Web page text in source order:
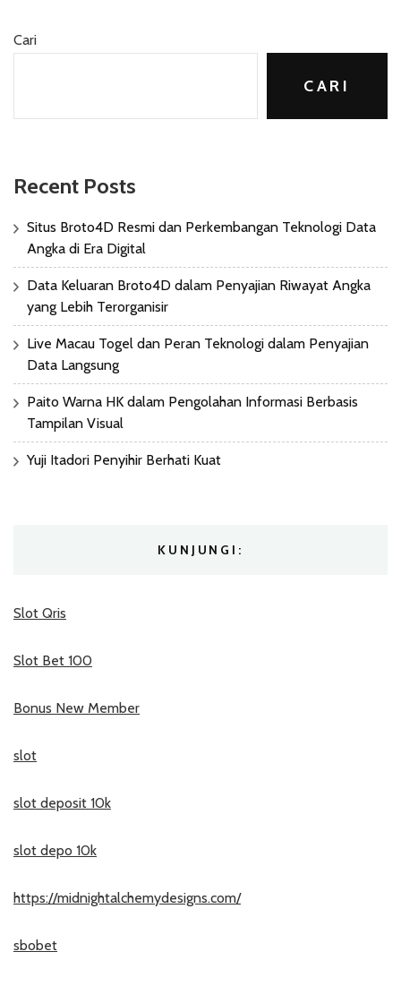
Cari
CARI
Recent Posts
Situs Broto4D Resmi dan Perkembangan Teknologi Data
Angka di Era Digital
Data Keluaran Broto4D dalam Penyajian Riwayat Angka
yang Lebih Terorganisir
Live Macau Togel dan Peran Teknologi dalam Penyajian
Data Langsung
Paito Warna HK dalam Pengolahan Informasi Berbasis
Tampilan Visual
Yuji Itadori Penyihir Berhati Kuat
KUNJUNGI:
Slot Qris
Slot Bet 100
Bonus New Member
slot
slot deposit 10k
slot depo 10k
https://midnightalchemydesigns.com/
sbobet